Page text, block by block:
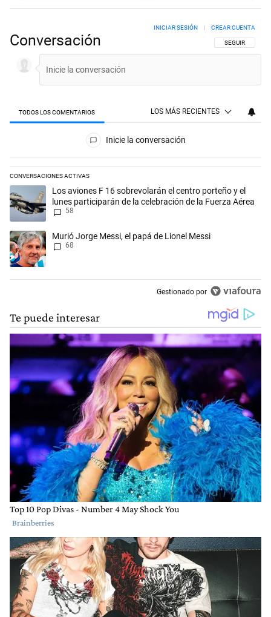
Conversación SIGA ESTA
SEGUIR
INICIAR SESIÓN CREAR CUENTA
TODOS LOS COMENTARIOS LOS MÁS RECIENTES
Todos los comentarios
Inicie la conversación
CONVERSACIONES ACTIVAS
Este listado muestra los artículos con más comentarios en los
Un artículo de tendencia con el título "Los aviones F 16 sobrevolarán
Los aviones F 16 sobrevolarán el centro porteño y el
lunes participarán de la celebración de la Fuerza Aérea
58
Un artículo de tendencia con el título "Murió Jorge Messi, el papá de
Murió Jorge Messi, el papá de Lionel Messi
68
Gestionado por